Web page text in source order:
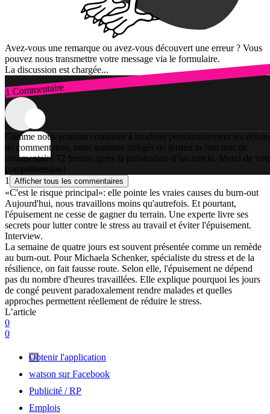
Avez-vous une remarque ou avez-vous découvert une erreur ? Vous
pouvez nous transmettre votre message via le formulaire.
La discussion est chargée...
1 Commentaire
Connexion
Comme nous voulons continuer à modérer personnellement les débats
de commentaires, nous sommes obligés de fermer la fonction de
commentaire 72 heures après la publication d’un article. Merci de
compréhension!
1
Afficher tous les commentaires
«C'est le risque principal»: elle pointe les vraies causes du burn-out
Aujourd'hui, nous travaillons moins qu'autrefois. Et pourtant,
l'épuisement ne cesse de gagner du terrain. Une experte livre ses
secrets pour lutter contre le stress au travail et éviter l'épuisement.
Interview.
La semaine de quatre jours est souvent présentée comme un remède
au burn-out. Pour Michaela Schenker, spécialiste du stress et de la
résilience, on fait fausse route. Selon elle, l'épuisement ne dépend
pas du nombre d'heures travaillées. Elle explique pourquoi les jours
de congé peuvent paradoxalement rendre malades et quelles
approches permettent réellement de réduire le stress.
L’article
0
0
Obtenir l'application
watson sur Facebook
Publicité / RP
Emplois